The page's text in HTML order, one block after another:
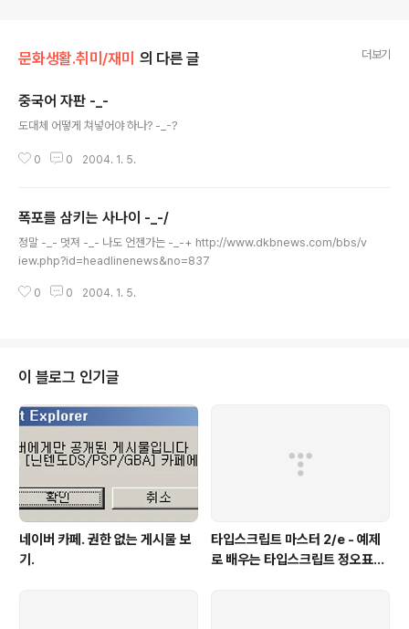
문화생활.취미/재미 의 다른 글 더보기
중국어 자판 -_-
도대체 어떻게 쳐넣어야 하나? -_-?
0 0 2004. 1. 5.
폭포를 삼키는 사나이 -_-/
정말 -_- 멋져 -_- 나도 언젠가는 -_-+ http://www.dkbnews.com/bbs/v
iew.php?id=headlinenews&no=837
0 0 2004. 1. 5.
이 블로그 인기글
네이버 카페. 권한 없는 게시물 보
기.
타입스크립트 마스터 2/e - 예제
로 배우는 타입스크립트 정오표